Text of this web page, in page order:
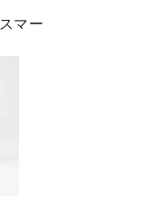
スマー